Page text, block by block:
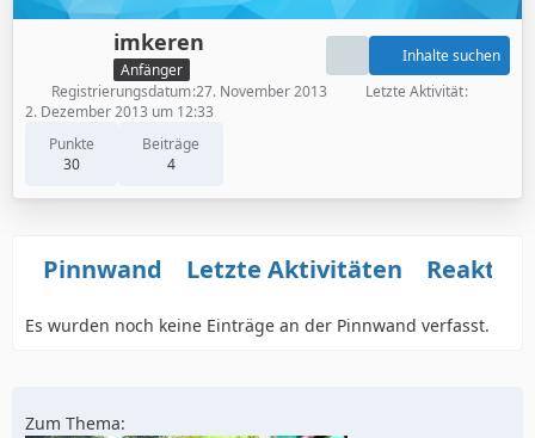
imkeren
Anfänger
Punkte
30
Beiträge
4
Inhalte suchen
Registrierungsdatum 27. November 2013
Letzte Aktivität
2. Dezember 2013 um 12:33
Pinnwand Letzte Aktivitäten
Es wurden noch keine Einträge an der Pinnwand verfasst.
Zum Thema: